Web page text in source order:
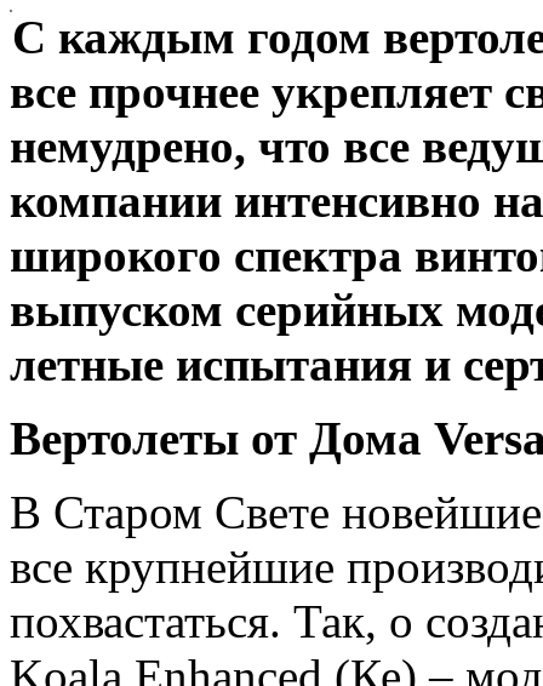
С каждым годом
все прочнее укрепляет
немудрено, что все
компании интенсивно
широкого спектра
выпуском серийных
летные испытания и
Вертолеты от Дома
В Старом Свете новейшие
все крупнейшие
похвастаться. Так, о
Koala Enhanced (Ке) –